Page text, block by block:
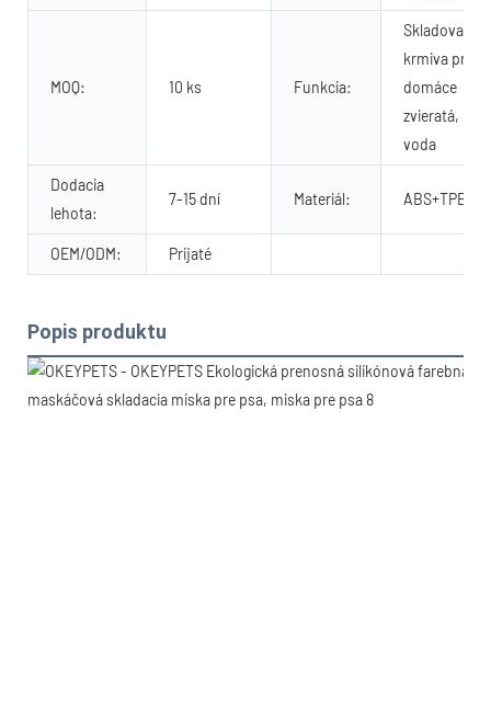
MOQ: 10 ks Funkcia:
Skladovanie
krmiva pre
domáce
zvieratá,
voda
Dodacia
lehota:
7-15 dní Materiál: ABS+TPE
OEM/ODM: Prijaté
Popis produktu